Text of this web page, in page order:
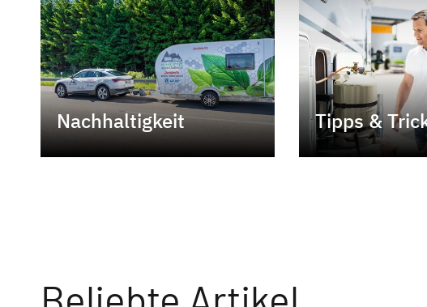
Nachhaltigkeit Tipps &